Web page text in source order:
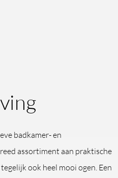
badkamer- en
assortiment aan praktische
ook heel mooi ogen. Een